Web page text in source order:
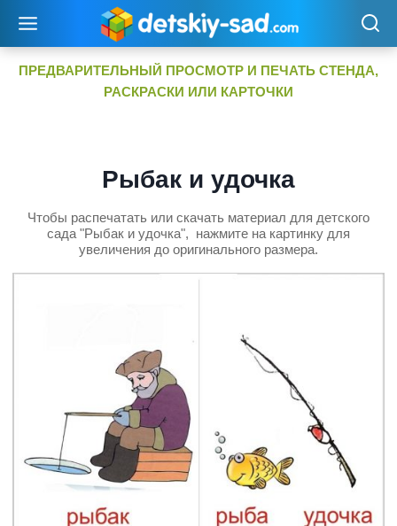
содержимому
ПРЕДВАРИТЕЛЬНЫЙ ПРОСМОТР И ПЕЧАТЬ СТЕНДА,
РАСКРАСКИ ИЛИ КАРТОЧКИ
Рыбак и удочка
Чтобы распечатать или скачать материал для детского
сада "Рыбак и удочка", нажмите на картинку для
увеличения до оригинального размера.